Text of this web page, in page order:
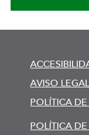
AVISO LEGAL
POLÍTICA
POLÍTICA